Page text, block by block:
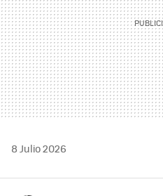
8 Julio 2026